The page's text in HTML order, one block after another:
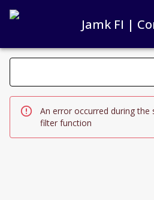
Jamk FI |
Search filters
Changing the text triggers
An error occurred during the
filter function